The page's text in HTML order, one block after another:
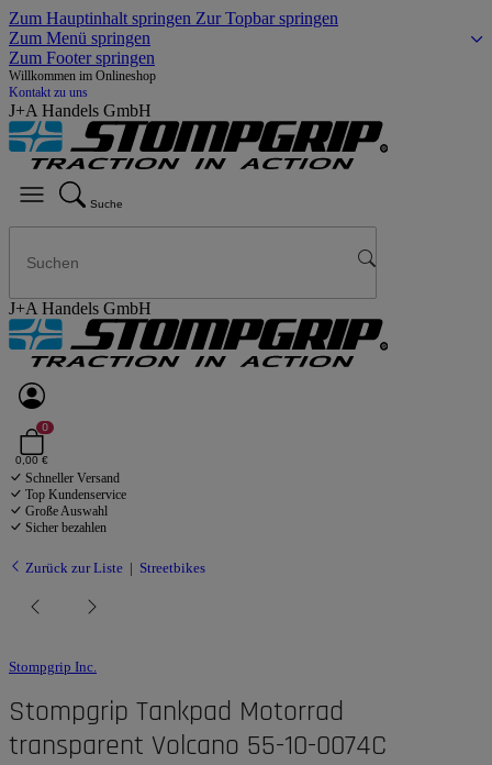
Zum Hauptinhalt springen Zur Topbar springen
Zum Menü springen
Zum Footer springen
Willkommen im Onlineshop
Kontakt zu uns
J+A Handels GmbH
Suche
J+A Handels GmbH
0
0,00 €
Schneller Versand
Top Kundenservice
Große Auswahl
Sicher bezahlen
Zurück zur Liste Streetbikes
Stompgrip Inc.
Stompgrip Tankpad Motorrad
transparent Volcano 55-10-0074C